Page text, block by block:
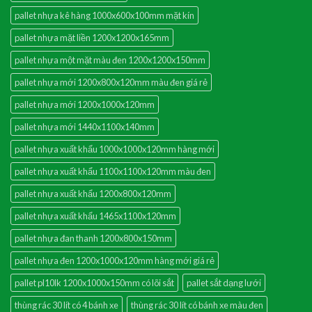
pallet nhựa kê hàng 1000x600x100mm mặt kín
pallet nhựa mặt liền 1200x1200x165mm
pallet nhựa một mặt màu đen 1200x1200x150mm
pallet nhựa mới 1200x800x120mm màu đen giá rẻ
pallet nhựa mới 1200x1000x120mm
pallet nhựa mới 1440x1100x140mm
pallet nhựa xuất khẩu 1000x1000x120mm hàng mới
pallet nhựa xuất khẩu 1100x1100x120mm màu đen
pallet nhựa xuất khẩu 1200x800x120mm
pallet nhựa xuất khẩu 1465x1100x120mm
pallet nhựa đan thanh 1200x800x150mm
pallet nhựa đen 1200x1000x120mm hàng mới giá rẻ
pallet pl10lk 1200x1000x150mm có lõi sắt
pallet sắt dạng lưới
thùng rác 30 lít có 4 bánh xe
thùng rác 30 lít có bánh xe màu đen